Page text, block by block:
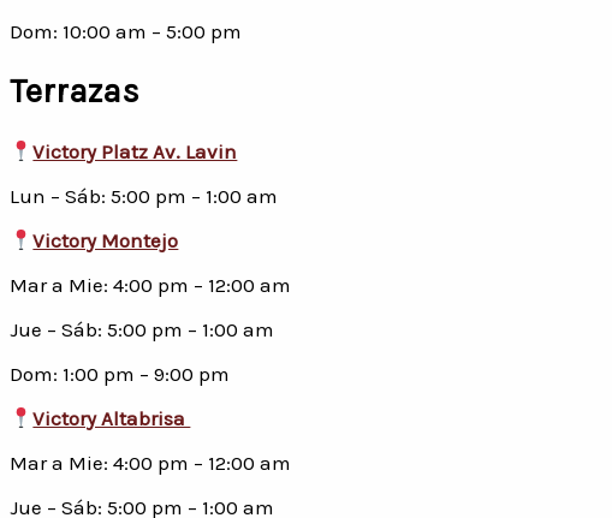
Dom: 10:00 am – 5:00 pm
Terrazas
Victory Platz Av. Lavin
Lun – Sáb: 5:00 pm – 1:00 am
Victory Montejo
Mar a Mie: 4:00 pm – 12:00 am
Jue – Sáb: 5:00 pm – 1:00 am
Dom: 1:00 pm – 9:00 pm
Victory Altabrisa
Mar a Mie: 4:00 pm – 12:00 am
Jue – Sáb: 5:00 pm – 1:00 am